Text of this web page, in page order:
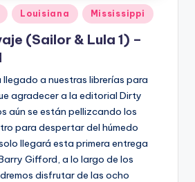
Louisiana Mississippi
(Sailor & Lula 1) –
a nuestras librerías para
agradecer a la editorial Dirty
aún se están pellizcando los
para despertar del húmedo
llegará esta primera entrega
Gifford, a lo largo de los
disfrutar de las ocho